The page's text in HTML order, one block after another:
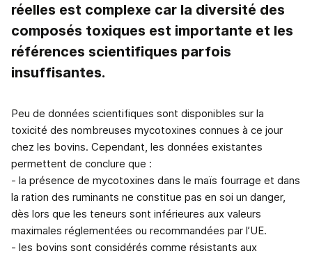
réelles est complexe car la diversité des
composés toxiques est importante et les
références scientifiques parfois
insuffisantes.
Peu de données scientifiques sont disponibles sur la
toxicité des nombreuses mycotoxines connues à ce jour
chez les bovins. Cependant, les données existantes
permettent de conclure que :
- la présence de mycotoxines dans le maïs fourrage et dans
la ration des ruminants ne constitue pas en soi un danger,
dès lors que les teneurs sont inférieures aux valeurs
maximales réglementées ou recommandées par l’UE.
- les bovins sont considérés comme résistants aux